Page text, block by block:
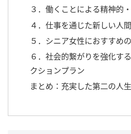
３．働くことによる精神的
４．仕事を通じた新しい人
５．シニア女性におすすめ
６．社会的繋がりを強化す
クションプラン
まとめ：充実した第二の人